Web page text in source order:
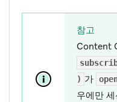
참고
Content
) 가
우에만